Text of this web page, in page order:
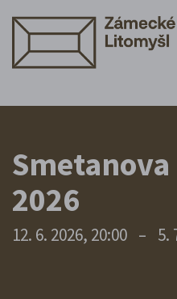
2026
12. 6. 2026, 20:00 – 5.